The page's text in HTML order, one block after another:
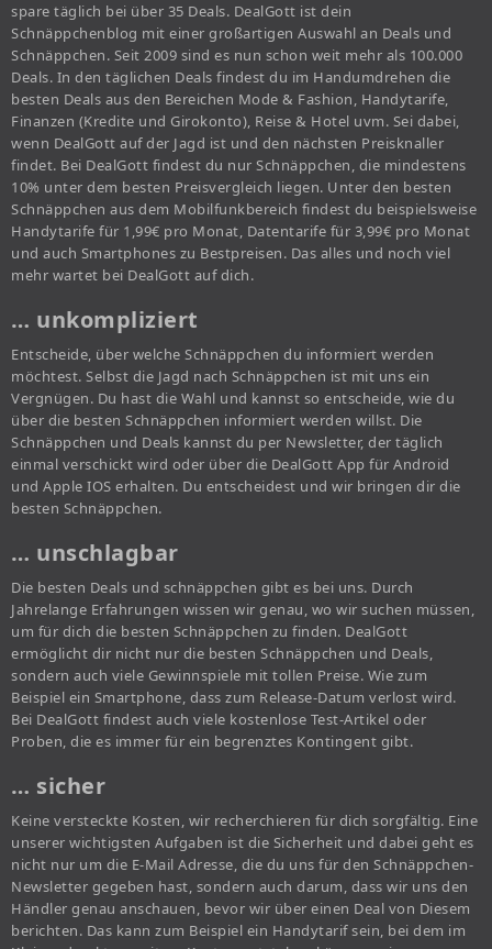
spare täglich bei über 35 Deals. DealGott ist dein
Schnäppchenblog mit einer großartigen Auswahl an Deals und
Schnäppchen. Seit 2009 sind es nun schon weit mehr als 100.000
Deals. In den täglichen Deals findest du im Handumdrehen die
besten Deals aus den Bereichen Mode & Fashion, Handytarife,
Finanzen (Kredite und Girokonto), Reise & Hotel uvm. Sei dabei,
wenn DealGott auf der Jagd ist und den nächsten Preisknaller
findet. Bei DealGott findest du nur Schnäppchen, die mindestens
10% unter dem besten Preisvergleich liegen. Unter den besten
Schnäppchen aus dem Mobilfunkbereich findest du beispielsweise
Handytarife für 1,99€ pro Monat, Datentarife für 3,99€ pro Monat
und auch Smartphones zu Bestpreisen. Das alles und noch viel
mehr wartet bei DealGott auf dich.
… unkompliziert
Entscheide, über welche Schnäppchen du informiert werden
möchtest. Selbst die Jagd nach Schnäppchen ist mit uns ein
Vergnügen. Du hast die Wahl und kannst so entscheide, wie du
über die besten Schnäppchen informiert werden willst. Die
Schnäppchen und Deals kannst du per Newsletter, der täglich
einmal verschickt wird oder über die DealGott App für Android
und Apple IOS erhalten. Du entscheidest und wir bringen dir die
besten Schnäppchen.
… unschlagbar
Die besten Deals und schnäppchen gibt es bei uns. Durch
Jahrelange Erfahrungen wissen wir genau, wo wir suchen müssen,
um für dich die besten Schnäppchen zu finden. DealGott
ermöglicht dir nicht nur die besten Schnäppchen und Deals,
sondern auch viele Gewinnspiele mit tollen Preise. Wie zum
Beispiel ein Smartphone, dass zum Release-Datum verlost wird.
Bei DealGott findest auch viele kostenlose Test-Artikel oder
Proben, die es immer für ein begrenztes Kontingent gibt.
… sicher
Keine versteckte Kosten, wir recherchieren für dich sorgfältig. Eine
unserer wichtigsten Aufgaben ist die Sicherheit und dabei geht es
nicht nur um die E-Mail Adresse, die du uns für den Schnäppchen-
Newsletter gegeben hast, sondern auch darum, dass wir uns den
Händler genau anschauen, bevor wir über einen Deal von Diesem
berichten. Das kann zum Beispiel ein Handytarif sein, bei dem im